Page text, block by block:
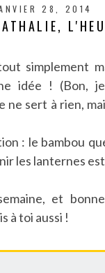
BULLET JOURNAL (AVEC SCAN
28, 2014
simplement
idée ! (Bon,
ne sert à rien,
: le bambou
les lanternes
et
à toi aussi !